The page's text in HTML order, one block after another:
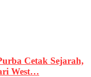
Cetak Sejarah,
West…